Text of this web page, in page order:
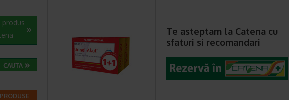
Te asteptam la Catena cu
sfaturi si recomandari
produs